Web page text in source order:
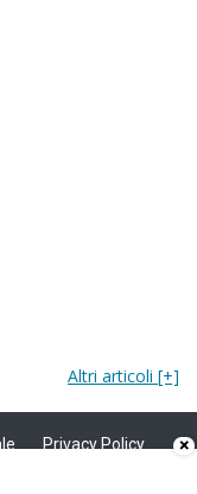
Altri articoli [+]
Privacy Policy
×